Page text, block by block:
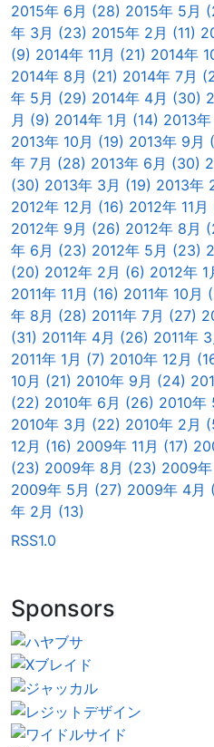
2015年 6月 (28) 2015年 5月
年 3月 (23) 2015年 2月 (11)
(9) 2014年 11月 (21) 2014年
2014年 8月 (21) 2014年 7月
年 5月 (29) 2014年 4月 (30)
月 (9) 2014年 1月 (14) 2013
2013年 10月 (19) 2013年 9月
年 7月 (28) 2013年 6月 (30)
(30) 2013年 3月 (19) 2013年
2012年 12月 (16) 2012年 11月
2012年 9月 (26) 2012年 8月
年 6月 (23) 2012年 5月 (23)
(20) 2012年 2月 (6) 2012年 1
2011年 11月 (16) 2011年 10月
年 8月 (28) 2011年 7月 (27)
(31) 2011年 4月 (26) 2011年
2011年 1月 (7) 2010年 12月
10月 (21) 2010年 9月 (24)
(22) 2010年 6月 (26) 2010年
2010年 3月 (22) 2010年 2月
12月 (16) 2009年 11月 (17)
(23) 2009年 8月 (23) 2009
2009年 5月 (27) 2009年 4月
年 2月 (13)
RSS1.0
Sponsors